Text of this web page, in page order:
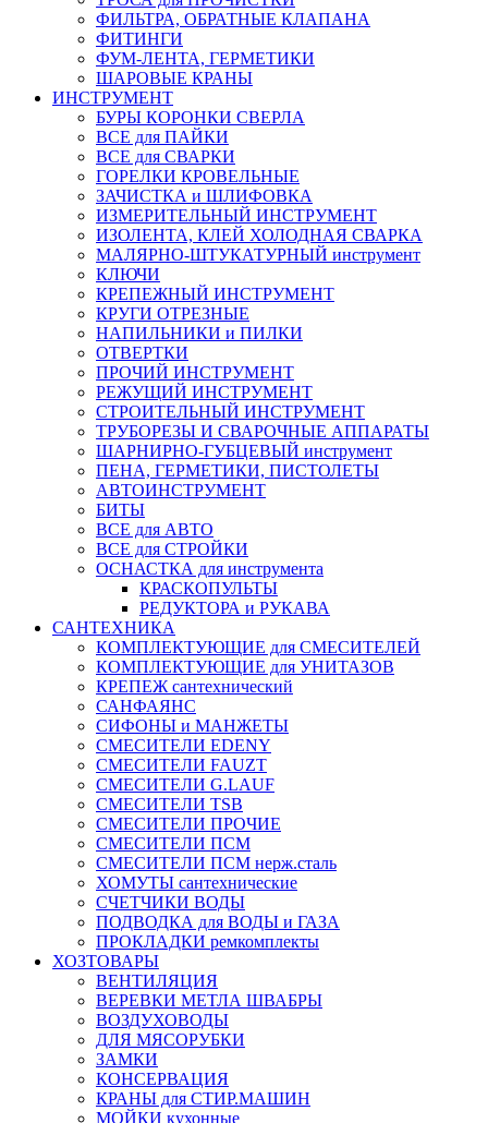
ФИЛЬТРА, ОБРАТНЫЕ КЛАПАНА
ФИТИНГИ
ФУМ-ЛЕНТА, ГЕРМЕТИКИ
ШАРОВЫЕ КРАНЫ
ИНСТРУМЕНТ
БУРЫ КОРОНКИ СВЕРЛА
ВСЕ для ПАЙКИ
ВСЕ для СВАРКИ
ГОРЕЛКИ КРОВЕЛЬНЫЕ
ЗАЧИСТКА и ШЛИФОВКА
ИЗМЕРИТЕЛЬНЫЙ ИНСТРУМЕНТ
ИЗОЛЕНТА, КЛЕЙ ХОЛОДНАЯ СВАРКА
МАЛЯРНО-ШТУКАТУРНЫЙ инструмент
КЛЮЧИ
КРЕПЕЖНЫЙ ИНСТРУМЕНТ
КРУГИ ОТРЕЗНЫЕ
НАПИЛЬНИКИ и ПИЛКИ
ОТВЕРТКИ
ПРОЧИЙ ИНСТРУМЕНТ
РЕЖУЩИЙ ИНСТРУМЕНТ
СТРОИТЕЛЬНЫЙ ИНСТРУМЕНТ
ТРУБОРЕЗЫ И СВАРОЧНЫЕ АППАРАТЫ
ШАРНИРНО-ГУБЦЕВЫЙ инструмент
ПЕНА, ГЕРМЕТИКИ, ПИСТОЛЕТЫ
АВТОИНСТРУМЕНТ
БИТЫ
ВСЕ для АВТО
ВСЕ для СТРОЙКИ
ОСНАСТКА для инструмента
КРАСКОПУЛЬТЫ
РЕДУКТОРА и РУКАВА
САНТЕХНИКА
КОМПЛЕКТУЮЩИЕ для СМЕСИТЕЛЕЙ
КОМПЛЕКТУЮЩИЕ для УНИТАЗОВ
КРЕПЕЖ сантехнический
САНФАЯНС
СИФОНЫ и МАНЖЕТЫ
СМЕСИТЕЛИ EDENY
СМЕСИТЕЛИ FAUZT
СМЕСИТЕЛИ G.LAUF
СМЕСИТЕЛИ TSB
СМЕСИТЕЛИ ПРОЧИЕ
СМЕСИТЕЛИ ПСМ
СМЕСИТЕЛИ ПСМ нерж.сталь
ХОМУТЫ сантехнические
СЧЕТЧИКИ ВОДЫ
ПОДВОДКА для ВОДЫ и ГАЗА
ПРОКЛАДКИ ремкомплекты
ХОЗТОВАРЫ
ВЕНТИЛЯЦИЯ
ВЕРЕВКИ МЕТЛА ШВАБРЫ
ВОЗДУХОВОДЫ
ДЛЯ МЯСОРУБКИ
ЗАМКИ
КОНСЕРВАЦИЯ
КРАНЫ для СТИР.МАШИН
МОЙКИ кухонные